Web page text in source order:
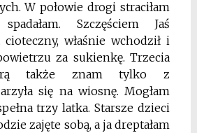
W połowie drogi straciłam
Szczęściem Jaś
właśnie wchodził i
za sukienkę. Trzecia
także znam tylko z
się na wiosnę. Mogłam
trzy latka. Starsze dzieci
zajęte sobą, a ja dreptałam